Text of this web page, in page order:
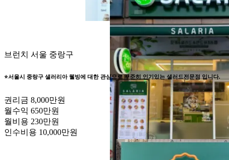
브런치 서울 중랑구
⭐서울시 중랑구 샐러리아 웰빙에 대한 관심으로 꾸준히 인기있는 샐러드전문점 입니다.
권리금 8,000만원
월수익 650만원
월비용 230만원
인수비용 10,000만원